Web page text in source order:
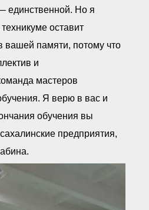
единственной. Но я
оставит
вашей памяти, потому что
и
мастеров
Я верю в вас и
обучения вы
предприятия,